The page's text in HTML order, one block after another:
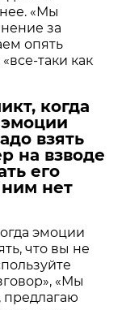
«Мы
за
опять
таки как
когда
взять
на взводе
его
ним нет
эмоции
что вы не
«Мы
предлагаю